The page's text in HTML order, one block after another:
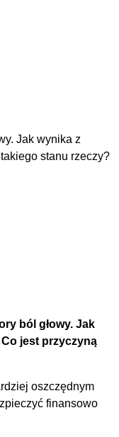
Jak wynika z
stanu rzeczy?
ból głowy. Jak
jest przyczyną
oszczędnym
finansowo